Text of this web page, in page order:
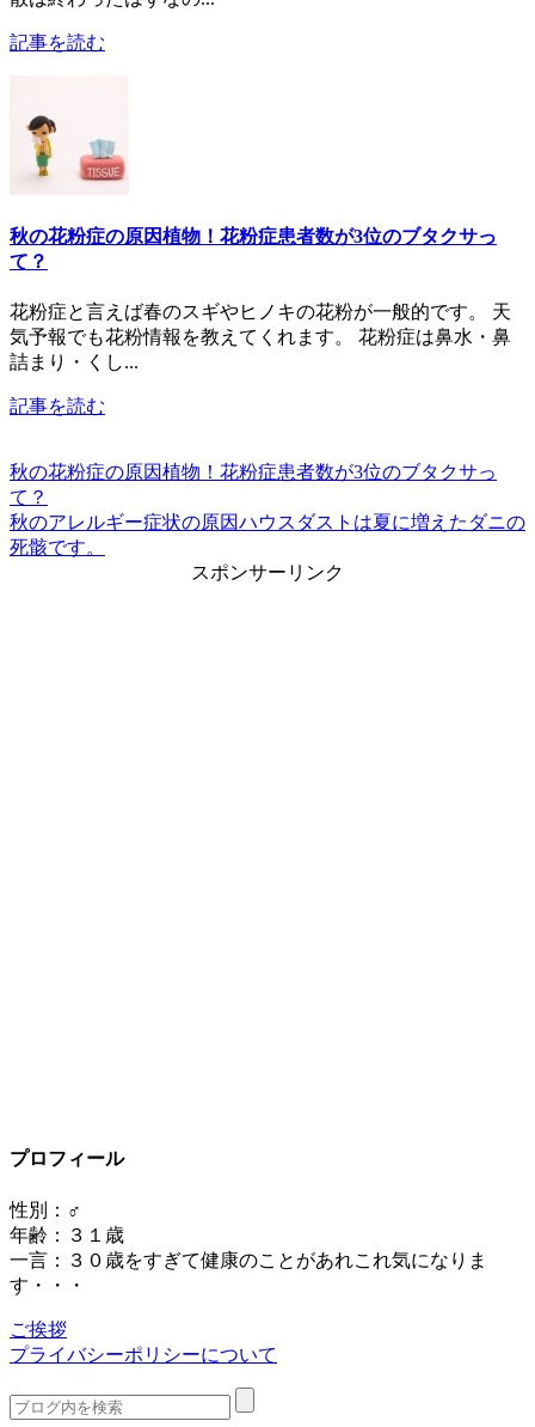
記事を読む
秋の花粉症の原因植物！花粉症患者数が3位のブタクサっ
て？
花粉症と言えば春のスギやヒノキの花粉が一般的です。 天
気予報でも花粉情報を教えてくれます。 花粉症は鼻水・鼻
詰まり・くし...
記事を読む
秋の花粉症の原因植物！花粉症患者数が3位のブタクサっ
て？
秋のアレルギー症状の原因ハウスダストは夏に増えたダニの
死骸です。
スポンサーリンク
プロフィール
性別：♂
年齢：３１歳
一言：３０歳をすぎて健康のことがあれこれ気になりま
す・・・
ご挨拶
プライバシーポリシーについて